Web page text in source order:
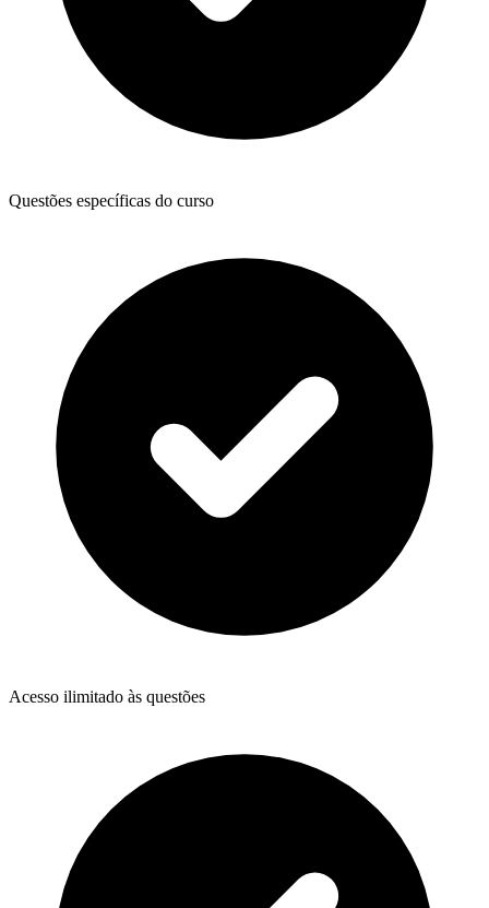
Questões específicas do curso
Acesso ilimitado às questões